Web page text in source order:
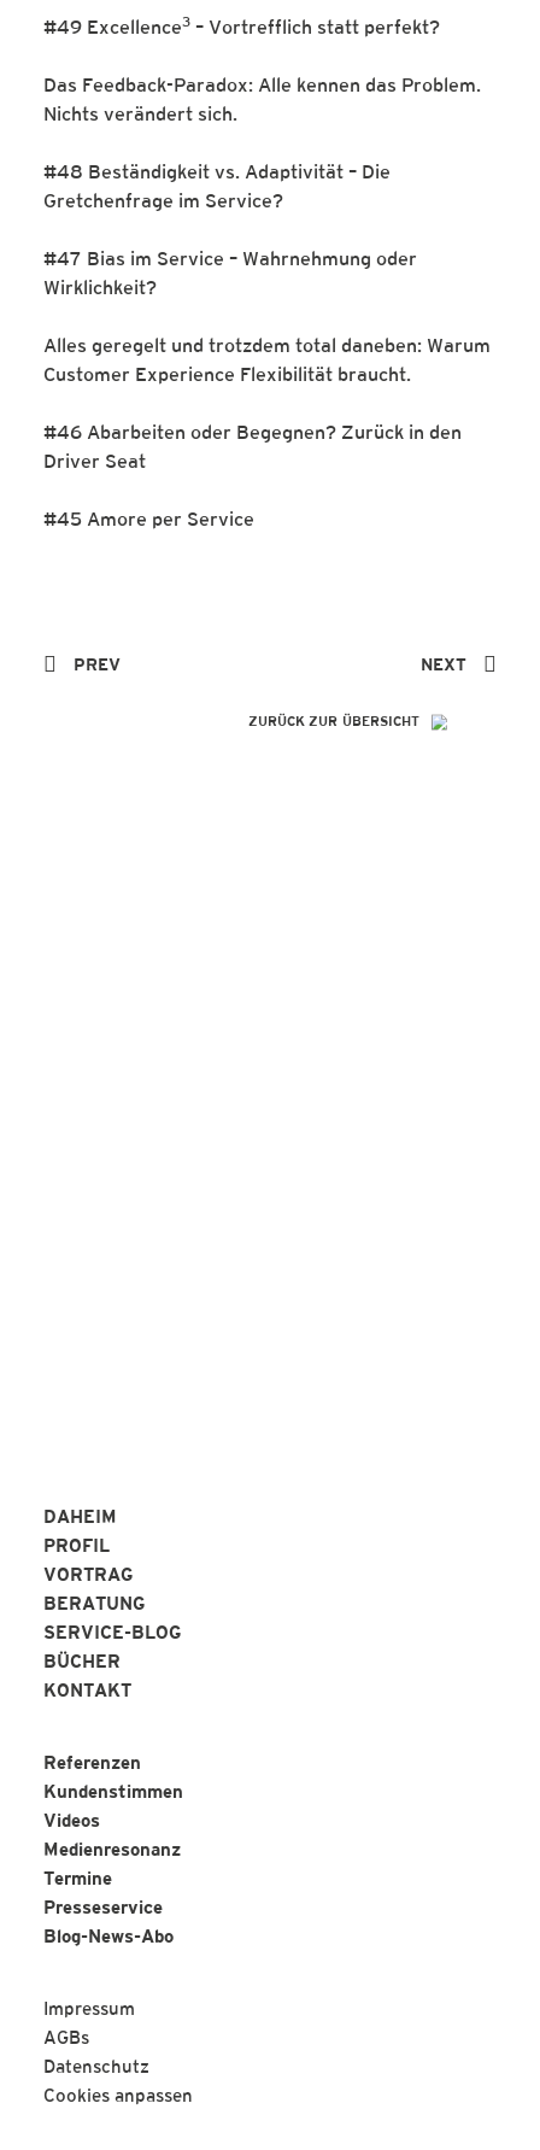
#49 Excellence3 – Vortrefflich statt perfekt?
Das Feedback-Paradox: Alle kennen das Problem.
Nichts verändert sich.
#48 Beständigkeit vs. Adaptivität – Die
Gretchenfrage im Service?
#47 Bias im Service – Wahrnehmung oder
Wirklichkeit?
Alles geregelt und trotzdem total daneben: Warum
Customer Experience Flexibilität braucht.
#46 Abarbeiten oder Begegnen? Zurück in den
Driver Seat
#45 Amore per Service
PREV NEXT
ZURÜCK ZUR ÜBERSICHT
DAHEIM
PROFIL
VORTRAG
BERATUNG
SERVICE-BLOG
BÜCHER
KONTAKT
Referenzen
Kundenstimmen
Videos
Medienresonanz
Termine
Presseservice
Blog-News-Abo
Impressum
AGBs
Datenschutz
Cookies anpassen